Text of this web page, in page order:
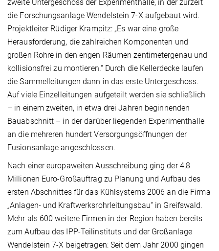
zweite Untergeschoss der Experimenthalle, in der zurzeit
die Forschungsanlage Wendelstein 7-X aufgebaut wird.
Projektleiter Rüdiger Krampitz: „Es war eine große
Herausforderung, die zahlreichen Komponenten und
großen Rohre in den engen Räumen zentimetergenau und
kollisionsfrei zu montieren.“ Durch die Kellerdecke laufen
die Sammelleitungen dann in das erste Untergeschoss.
Auf viele Einzelleitungen aufgeteilt werden sie schließlich
– in einem zweiten, in etwa drei Jahren beginnenden
Bauabschnitt – in der darüber liegenden Experimenthalle
an die mehreren hundert Versorgungsöffnungen der
Fusionsanlage angeschlossen.
Nach einer europaweiten Ausschreibung ging der 4,8
Millionen Euro-Großauftrag zu Planung und Aufbau des
ersten Abschnittes für das Kühlsystems 2006 an die Firma
„Anlagen- und Kraftwerksrohrleitungsbau“ in Greifswald.
Mehr als 600 weitere Firmen in der Region haben bereits
zum Aufbau des IPP-Teilinstituts und der Großanlage
Wendelstein 7-X beigetragen: Seit dem Jahr 2000 gingen